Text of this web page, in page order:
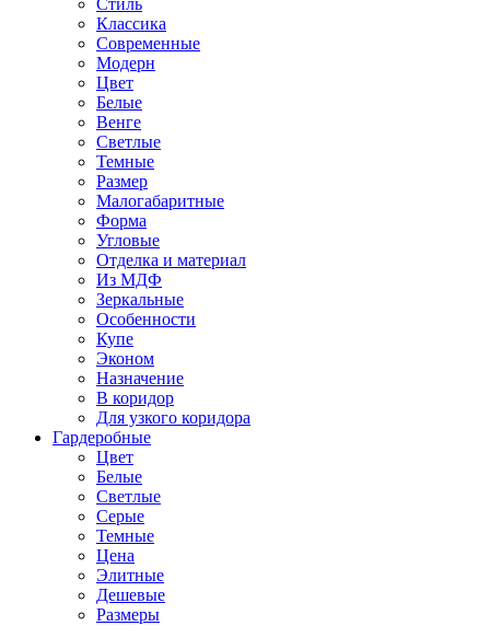
Стиль
Классика
Современные
Модерн
Цвет
Белые
Венге
Светлые
Темные
Размер
Малогабаритные
Форма
Угловые
Отделка и материал
Из МДФ
Зеркальные
Особенности
Купе
Эконом
Назначение
В коридор
Для узкого коридора
Гардеробные
Цвет
Белые
Светлые
Серые
Темные
Цена
Элитные
Дешевые
Размеры